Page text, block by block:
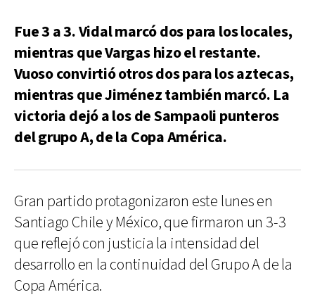
Fue 3 a 3. Vidal marcó dos para los locales,
mientras que Vargas hizo el restante.
Vuoso convirtió otros dos para los aztecas,
mientras que Jiménez también marcó. La
victoria dejó a los de Sampaoli punteros
del grupo A, de la Copa América.
Gran partido protagonizaron este lunes en
Santiago Chile y México, que firmaron un 3-3
que reflejó con justicia la intensidad del
desarrollo en la continuidad del Grupo A de la
Copa América.